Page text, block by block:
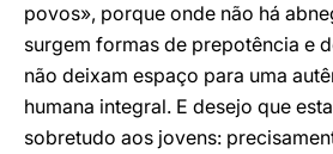
povos», porque onde não há
surgem formas de prepotência e
não deixam espaço para uma
humana integral. E desejo que
sobretudo aos jovens: